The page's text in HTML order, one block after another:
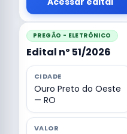
PREGÃO - ELETRÔNICO
Edital nº 51/2026
CIDADE
Ouro Preto do Oeste
— RO
VALOR